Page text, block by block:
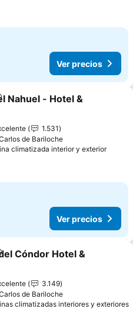
Ver precios
a favoritos
Nahuel - Hotel &
1.531
de Bariloche
climatizada interior y exterior
Ver precios
a favoritos
Cóndor Hotel &
3.149
de Bariloche
climatizadas interiores y exteriores